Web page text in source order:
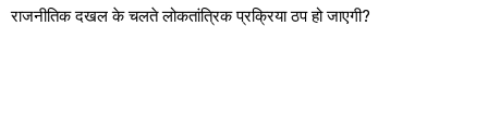
राजनीतिक दखल के चलते लोकतांत्रिक प्रक्रिया ठप हो जाएगी?